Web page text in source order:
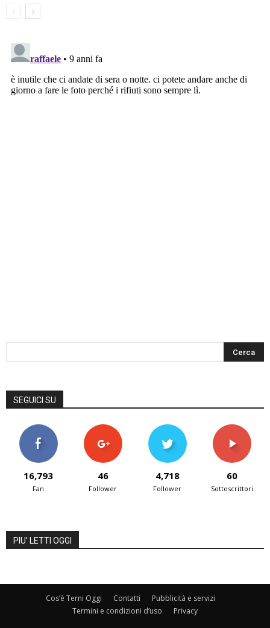
SEGUICI SU
16,793
Fan
46
Follower
4,718
Follower
60
Sottoscrittori
PIU' LETTI OGGI
Cos’è Terni Oggi Contatti
Pubblicità e servizi
Termini e condizioni d’uso
Privacy